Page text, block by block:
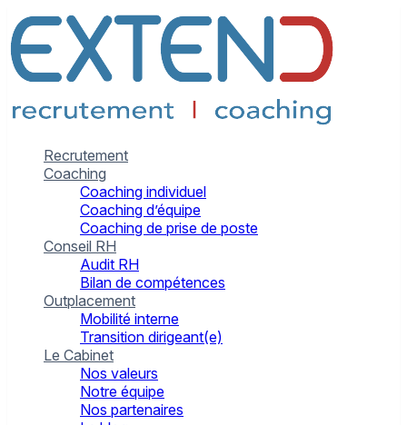
Recrutement
Coaching
Coaching individuel
Coaching d’équipe
Coaching de prise de poste
Conseil RH
Audit RH
Bilan de compétences
Outplacement
Mobilité interne
Transition dirigeant(e)
Le Cabinet
Nos valeurs
Notre équipe
Nos partenaires